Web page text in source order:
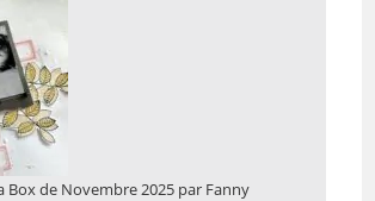
Box de Novembre 2025 par Fanny